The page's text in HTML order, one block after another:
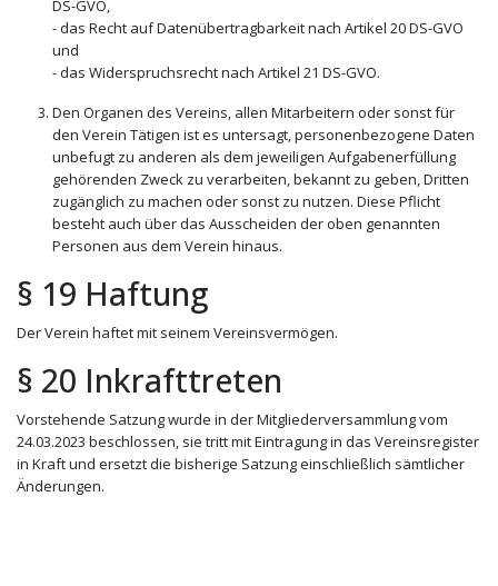
DS-GVO,
- das Recht auf Datenübertragbarkeit nach Artikel 20 DS-GVO
und
- das Widerspruchsrecht nach Artikel 21 DS-GVO.
Den Organen des Vereins, allen Mitarbeitern oder sonst für
den Verein Tätigen ist es untersagt, personenbezogene Daten
unbefugt zu anderen als dem jeweiligen Aufgabenerfüllung
gehörenden Zweck zu verarbeiten, bekannt zu geben, Dritten
zugänglich zu machen oder sonst zu nutzen. Diese Pflicht
besteht auch über das Ausscheiden der oben genannten
Personen aus dem Verein hinaus.
§ 19 Haftung
Der Verein haftet mit seinem Vereinsvermögen.
§ 20 Inkrafttreten
Vorstehende Satzung wurde in der Mitgliederversammlung vom
24.03.2023 beschlossen, sie tritt mit Eintragung in das Vereinsregister
in Kraft und ersetzt die bisherige Satzung einschließlich sämtlicher
Änderungen.